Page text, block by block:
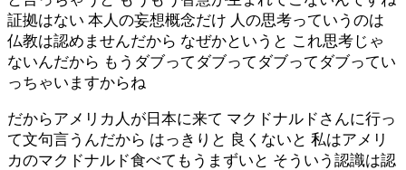
証拠はない 本人の妄想概念だけ 人の思考っていうのは
仏教は認めませんだから なぜかというと これ思考じゃ
ないんだから もうダブってダブってダブってダブってい
っちゃいますからね
だからアメリカ人が日本に来て マクドナルドさんに行っ
て文句言うんだから はっきりと 良くないと 私はアメリ
カのマクドナルド食べてもうまずいと そういう認識は認